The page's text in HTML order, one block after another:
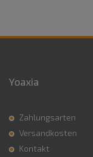
Yoaxia
Zahlungsarten
Versandkosten
Kontakt